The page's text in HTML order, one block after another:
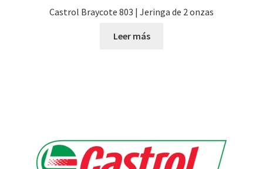
Castrol Braycote 803 | Jeringa de 2 onzas
Leer más